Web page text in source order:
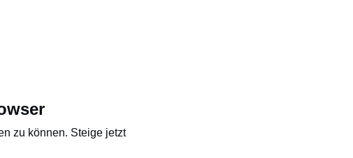
zu können. Steige jetzt